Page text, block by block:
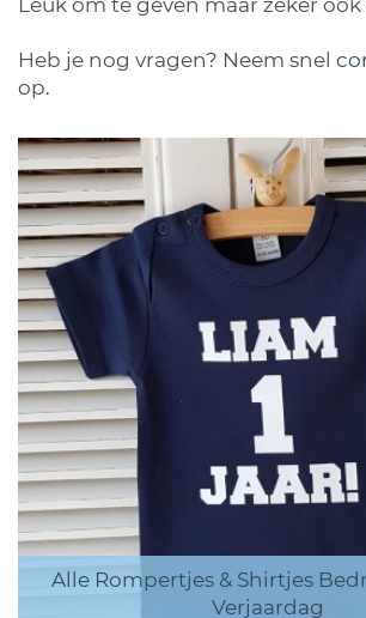
Leuk om te geven maar zeker
Heb je nog vragen? Neem snel
op.
Alle Rompertjes & Shirtjes
Verjaardag